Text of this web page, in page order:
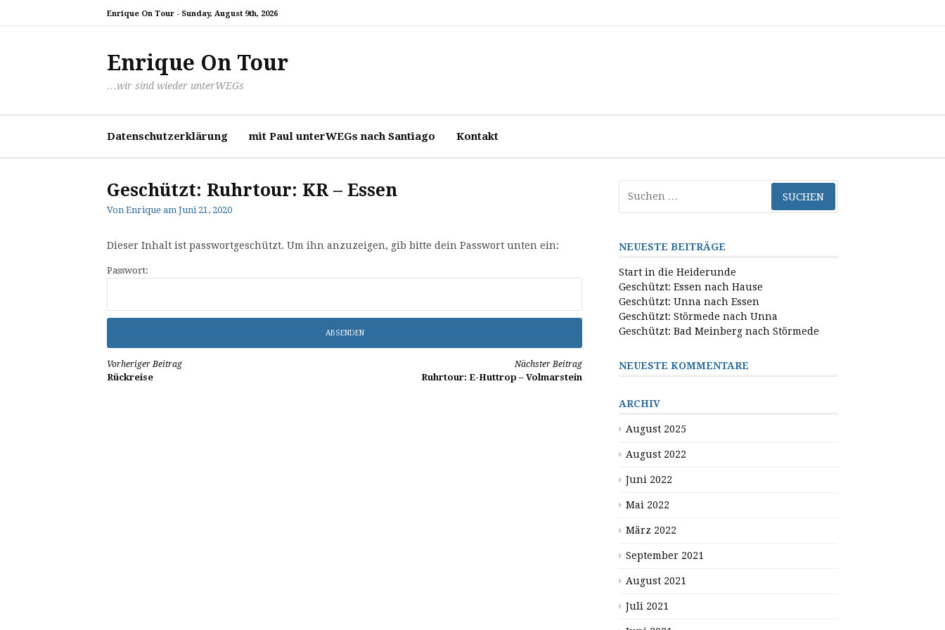
Enrique On Tour - Sunday, August 9th, 2026
Paul
Enrique On Tour
…wir sind wieder unterWEGs
Datenschutzerklärung mit Paul unterWEGs nach Santiago Kontakt
Geschützt: Ruhrtour: KR – Essen
Von Enrique am Juni 21, 2020
Dieser Inhalt ist passwortgeschützt. Um ihn anzuzeigen, gib bitte dein Passwort unten ein:
Passwort:
Weiterlesen
Vorheriger Beitrag
Rückreise
Nächster Beitrag
Ruhrtour: E-Huttrop – Volmarstein
nach:
NEUESTE BEITRÄGE
Start in die Heiderunde
Geschützt: Essen nach Hause
Geschützt: Unna nach Essen
Geschützt: Störmede nach Unna
Geschützt: Bad Meinberg nach Störmede
NEUESTE KOMMENTARE
ARCHIV
August 2025
August 2022
Juni 2022
Mai 2022
März 2022
September 2021
August 2021
Juli 2021